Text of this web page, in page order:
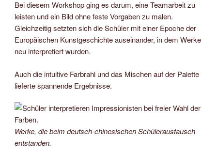
Bei diesem Workshop ging es darum, eine Teamarbeit zu
leisten und ein Bild ohne feste Vorgaben zu malen.
Gleichzeitig setzten sich die Schüler mit einer Epoche der
Europäischen Kunstgeschichte auseinander, in dem Werke
neu interpretiert wurden.
Auch die intuitive Farbrahl und das Mischen auf der Palette
lieferte spannende Ergebnisse.
Werke, die beim deutsch-chinesischen Schüleraustausch
entstanden.